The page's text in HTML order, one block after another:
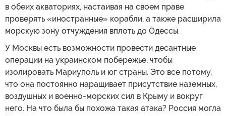
в обеих акваториях, настаивая на своем праве
проверять «иностранные» корабли, а также расширила
морскую зону отчуждения вплоть до Одессы.
У Москвы есть возможности провести десантные
операции на украинском побережье, чтобы
изолировать Мариуполь и юг страны. Это все потому,
что она постоянно наращивает присутствие наземных,
воздушных и военно-морских сил в Крыму и вокруг
него. На что была бы похожа такая атака? Россия могла